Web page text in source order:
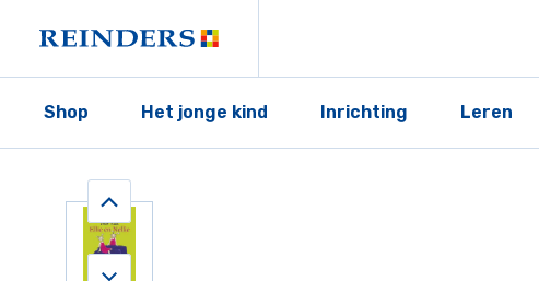
Shop Het jonge kind Inrichting Leren